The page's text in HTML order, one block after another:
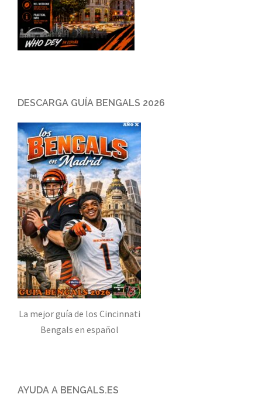
DESCARGA GUÍA BENGALS 2026
La mejor guía de los Cincinnati
Bengals en español
AYUDA A BENGALS.ES